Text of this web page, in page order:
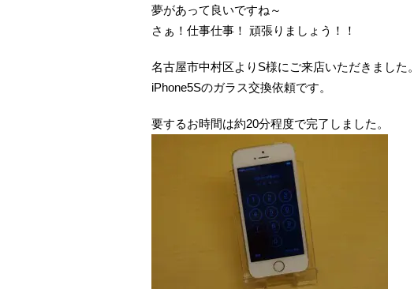
夢があって良いですね～
さぁ！仕事仕事！ 頑張りましょう！！
名古屋市中村区よりS様にご来店いただきました。
iPhone5Sのガラス交換依頼です。
要するお時間は約20分程度で完了しました。